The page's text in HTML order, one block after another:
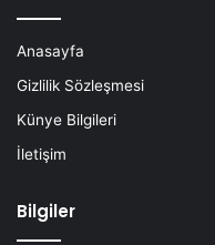
Anasayfa
Gizlilik Sözleşmesi
Künye Bilgileri
İletişim
Bilgiler